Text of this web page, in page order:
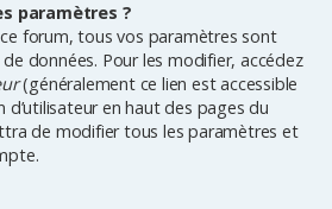
paramètres ?
forum, tous vos paramètres sont
données. Pour les modifier, accédez
(généralement ce lien est accessible
en haut des pages du
de modifier tous les paramètres et